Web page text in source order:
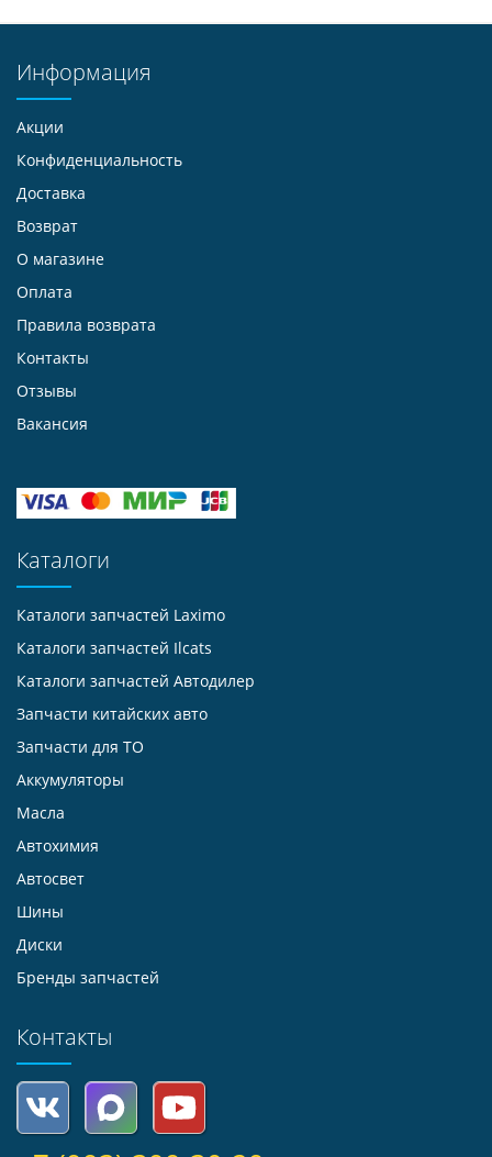
Информация
Акции
Конфиденциальность
Доставка
Возврат
О магазине
Оплата
Правила возврата
Контакты
Отзывы
Вакансия
Каталоги
Каталоги запчастей Laximo
Каталоги запчастей Ilcats
Каталоги запчастей Автодилер
Запчасти китайских авто
Запчасти для ТО
Аккумуляторы
Масла
Автохимия
Автосвет
Шины
Диски
Бренды запчастей
Контакты